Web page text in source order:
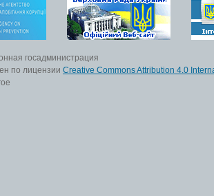
госадминистрация
по лицензии Creative Commons Attribution 4.0